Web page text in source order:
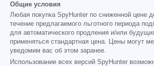
Общие условия
Любая покупка SpyHunter по сниженной цене
течение предлагаемого льготного периода
для автоматического продления и/или
применяться стандартная цена. Цены могут
уведомим вас об этом заранее.
Использование всех версий SpyHunter